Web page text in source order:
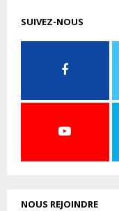
SUIVEZ-NOUS
NOUS REJOINDRE